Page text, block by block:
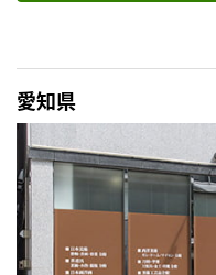
愛知県